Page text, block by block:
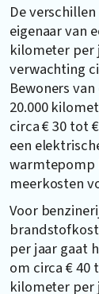
De
eigenaar van
kilometer per
verwachting
Bewoners
20.000
circa € 30 tot
een
warmtepomp
meerkosten
Voor
per jaar gaat
om circa € 40
kilometer per